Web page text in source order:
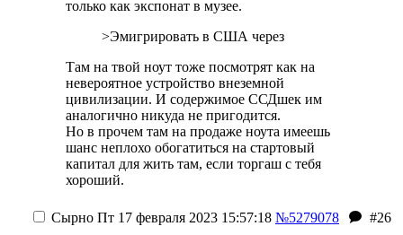
только как экспонат в музее.
>Эмигрировать в США через
Там на твой ноут тоже посмотрят как на
невероятное устройство внеземной
цивилизации. И содержимое ССДшек им
аналогично никуда не пригодится.
Но в прочем там на продаже ноута имеешь
шанс неплохо обогатиться на стартовый
капитал для жить там, если торгаш с тебя
хороший.
Сырно Пт 17 февраля 2023 15:57:18 №5279078
#26